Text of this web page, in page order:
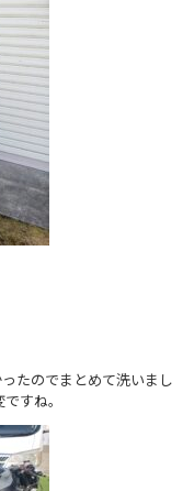
たのでまとめて洗いまし
すね。